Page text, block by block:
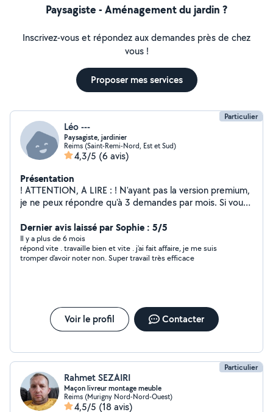
Paysagiste - Aménagement du jardin ?
Inscrivez-vous et répondez aux demandes près de chez
vous !
Proposer mes services
Particulier
Léo ---
Paysagiste, jardinier
Reims (Saint-Remi-Nord, Est et Sud)
4,3/5 (6 avis)
Présentation
! ATTENTION, A LIRE : ! N'ayant pas la version premium,
je ne peux répondre qu'à 3 demandes par mois. Si vous
mes messages, Envoyer moi un mail ou un numéro de
téléphone our que je puisse vous contacter autrement .
Merci :) Une fois que j'ai de quoi vous contacter, je vous
envoie un message sous 24h
Dernier avis laissé par Sophie : 5/5
Il y a plus de 6 mois
répond vite . travaille bien et vite . j'ai fait affaire, je me suis
tromper d'avoir noter non. Super travail très efficace
Voir le profil Contacter
Particulier
Rahmet SEZAIRI
Maçon livreur montage meuble
Reims (Murigny Nord-Nord-Ouest)
4,5/5 (18 avis)